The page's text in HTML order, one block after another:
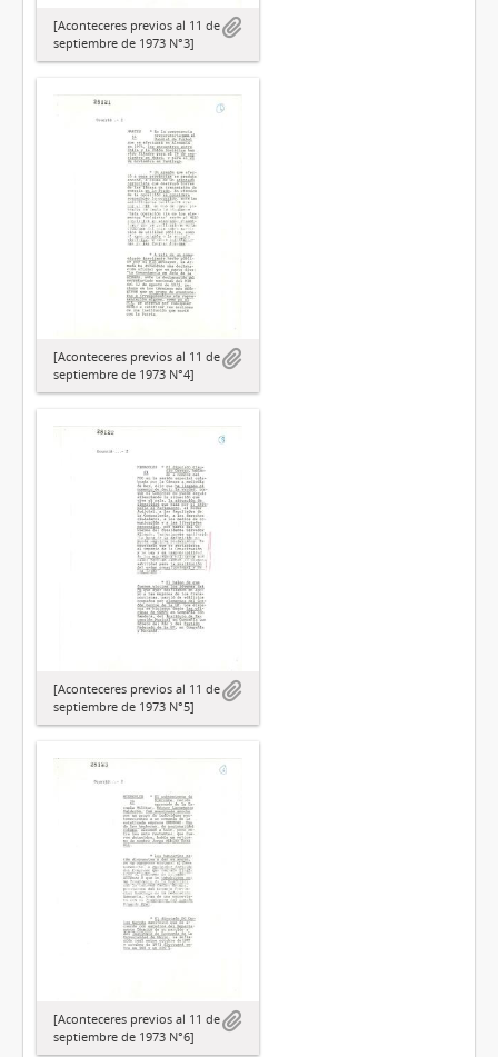
[Aconteceres previos al 11 de
septiembre de 1973 N°3]
[Aconteceres previos al 11 de
septiembre de 1973 N°4]
[Aconteceres previos al 11 de
septiembre de 1973 N°5]
[Aconteceres previos al 11 de
septiembre de 1973 N°6]